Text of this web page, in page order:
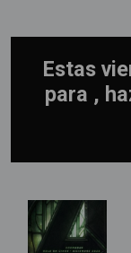
Estas
para ,